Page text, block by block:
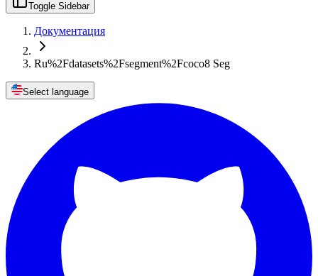
Toggle Sidebar
Документация
Ru%2Fdatasets%2Fsegment%2Fcoco8 Seg
Select language